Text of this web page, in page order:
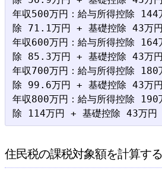
年収500万円：給与所得控除
除 71.1万円 + 基礎控除 43万
年収600万円：給与所得控除
除 85.3万円 + 基礎控除 43万
年収700万円：給与所得控除
除 99.6万円 + 基礎控除 43万
年収800万円：給与所得控除
住民税の課税対象額を計算する